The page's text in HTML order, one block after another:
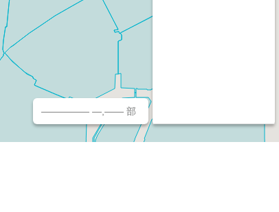
————— —,—— 部